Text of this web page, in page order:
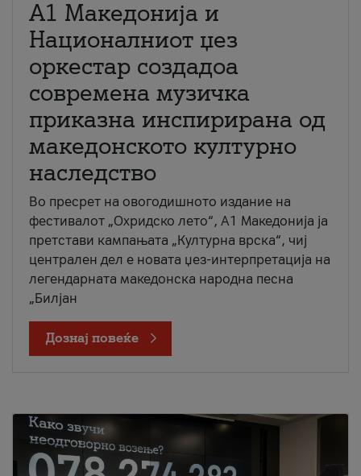
А1 Македонија и
Националниот џез
оркестар создадоа
современа музичка
приказна инспирирана од
македонското културно
наследство
Во пресрет на овогодишното издание на
фестивалот „Охридско лето“, А1 Македонија ја
претстави кампањата „Културна врска“, чиј
централен дел е новата џез-интерпретација на
легендарната македонска народна песна
„Билјан
Дознај повеќе